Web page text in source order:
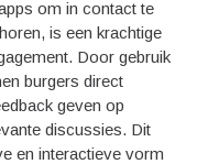
om in contact te
is een krachtige
Door gebruik
burgers direct
geven op
discussies. Dit
en interactieve vorm